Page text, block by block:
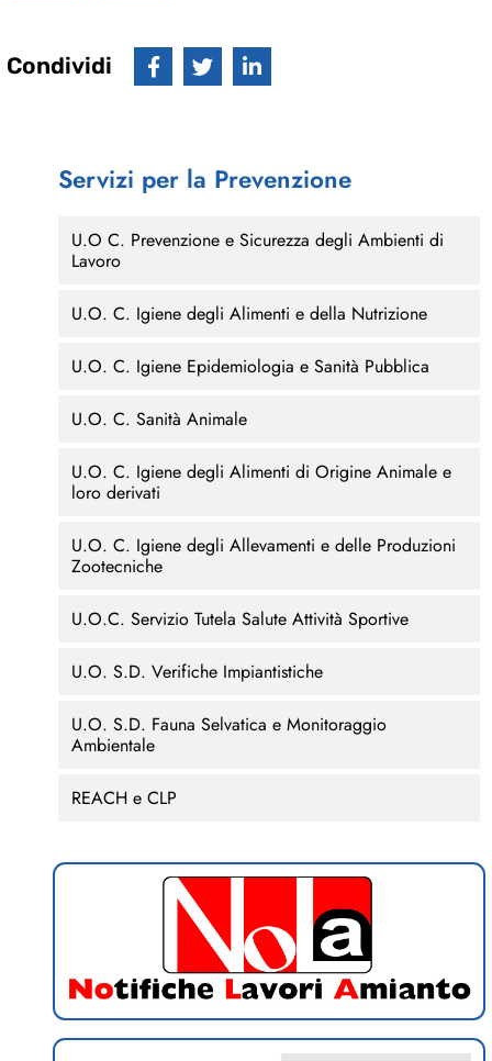
Condividi
Servizi per la Prevenzione
U.O C. Prevenzione e Sicurezza degli Ambienti di
Lavoro
U.O. C. Igiene degli Alimenti e della Nutrizione
U.O. C. Igiene Epidemiologia e Sanità Pubblica
U.O. C. Sanità Animale
U.O. C. Igiene degli Alimenti di Origine Animale e
loro derivati
U.O. C. Igiene degli Allevamenti e delle Produzioni
Zootecniche
U.O.C. Servizio Tutela Salute Attività Sportive
U.O. S.D. Verifiche Impiantistiche
U.O. S.D. Fauna Selvatica e Monitoraggio
Ambientale
REACH e CLP